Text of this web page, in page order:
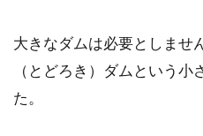
大きなダムは必要としませ
（とどろき）ダムという
た。